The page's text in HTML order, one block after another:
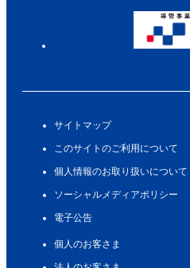
サイトマップ
このサイトのご利用について
個人情報のお取り扱いについて
ソーシャルメディアポリシー
電子公告
個人のお客さま